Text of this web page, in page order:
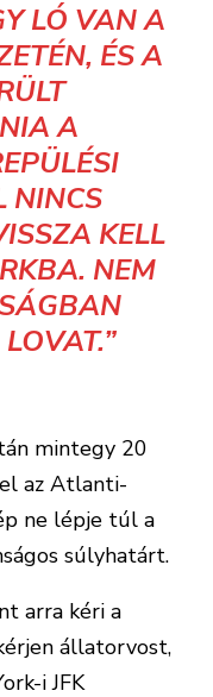
LÓ VAN A
ÉS A
A
NINCS
KELL
NEM
mintegy 20
az Atlanti-
ne lépje túl a
súlyhatárt.
arra kéri a
állatorvost,
i JFK